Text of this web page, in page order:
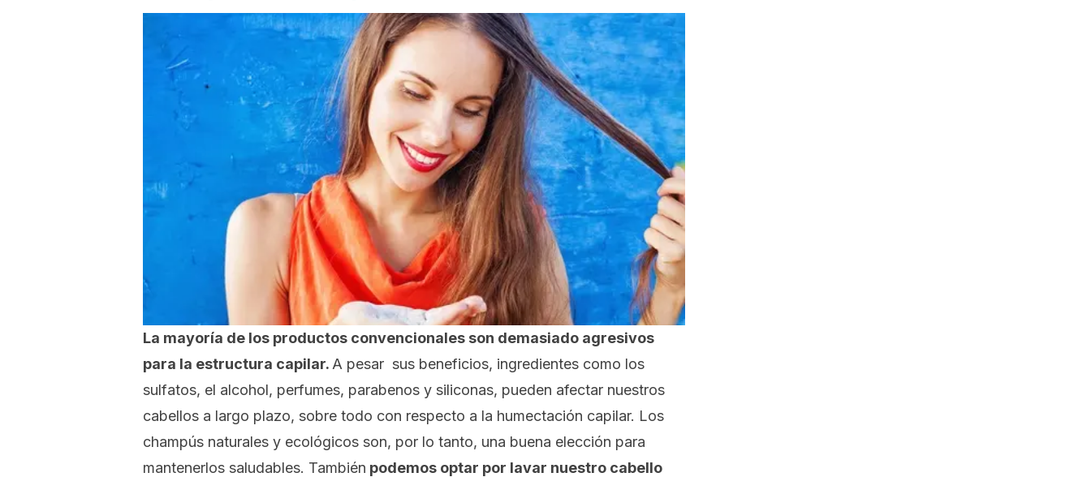
La mayoría de los productos convencionales son demasiado agresivos
para la estructura capilar. A pesar sus beneficios, ingredientes como los
sulfatos, el alcohol, perfumes, parabenos y siliconas, pueden afectar nuestros
cabellos a largo plazo, sobre todo con respecto a la humectación capilar. Los
champús naturales y ecológicos son, por lo tanto, una buena elección para
mantenerlos saludables. También podemos optar por lavar nuestro cabello